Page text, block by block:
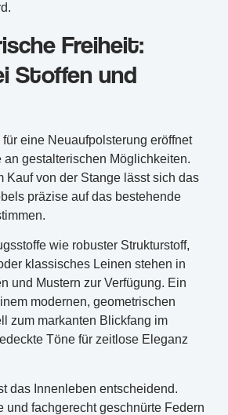
Freiheit:
Stoffen und
eine Neuaufpolsterung eröffnet
an gestalterischen Möglichkeiten.
Kauf von der Stange lässt sich das
präzise auf das bestehende
wie robuster Strukturstoff,
klassisches Leinen stehen in
und Mustern zur Verfügung. Ein
modernen, geometrischen
zum markanten Blickfang im
Töne für zeitlose Eleganz
das Innenleben entscheidend.
und fachgerecht geschnürte Federn